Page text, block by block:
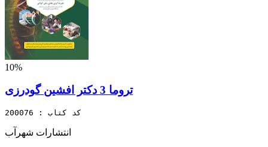
10%
تروما 3 دکتر افشین گودرزی
کد کتاب : 200076
انتشارات شهرآب